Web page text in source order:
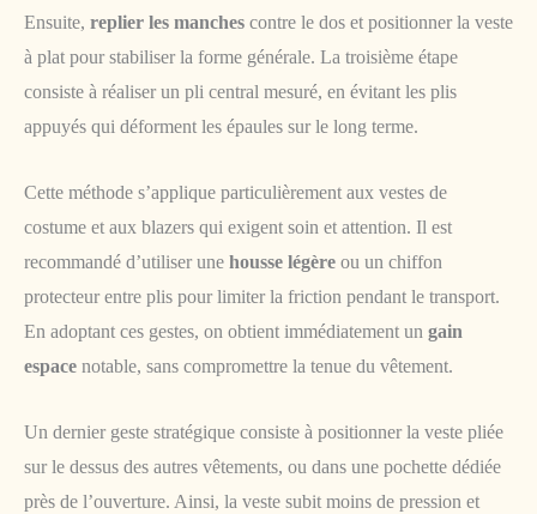
Ensuite, replier les manches contre le dos et positionner la veste
à plat pour stabiliser la forme générale. La troisième étape
consiste à réaliser un pli central mesuré, en évitant les plis
appuyés qui déforment les épaules sur le long terme.
Cette méthode s’applique particulièrement aux vestes de
costume et aux blazers qui exigent soin et attention. Il est
recommandé d’utiliser une housse légère ou un chiffon
protecteur entre plis pour limiter la friction pendant le transport.
En adoptant ces gestes, on obtient immédiatement un gain
espace notable, sans compromettre la tenue du vêtement.
Un dernier geste stratégique consiste à positionner la veste pliée
sur le dessus des autres vêtements, ou dans une pochette dédiée
près de l’ouverture. Ainsi, la veste subit moins de pression et